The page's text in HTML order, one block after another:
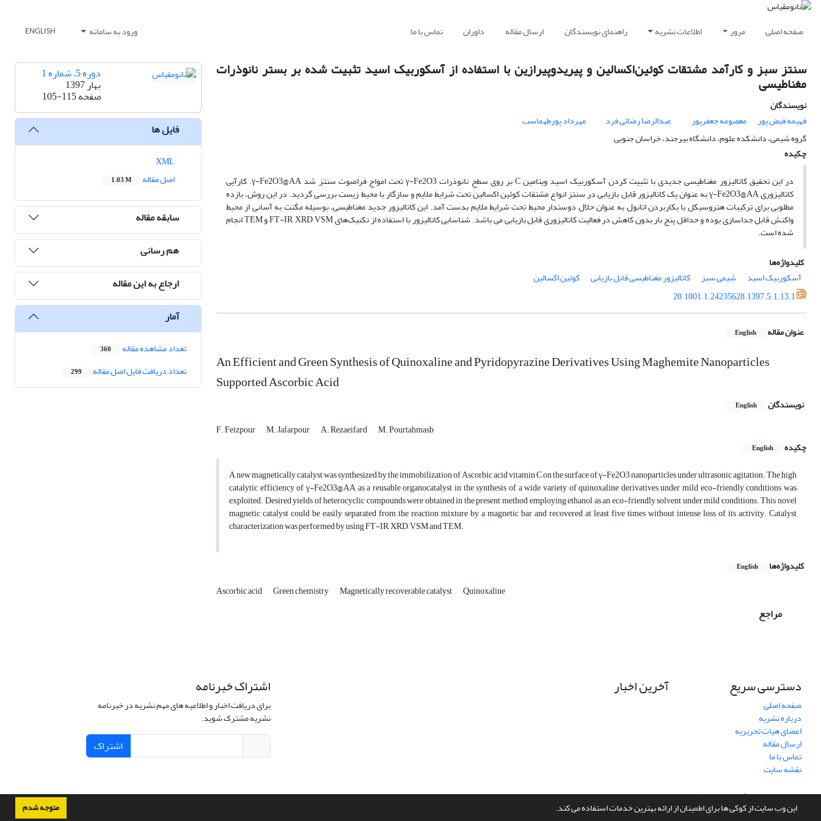
این وب سایت از کوکی ها برای اطمینان از ارائه بهترین خدمات استفاده می کند. متوجه شدم
صفحه اصلی مرور اطلاعات نشریه راهنمای نویسندگان ارسال مقاله داوران تماس با ما ورود به سامانه ENGLISH
سنتز سبز و کارآمد مشتقات کوئین‌اکسالین و پیریدوپیرازین با استفاده از آسکوربیک اسید تثبیت شده بر بستر نانوذرات
مغناطیسی
نویسندگان
فهیمه فیض پور
معصومه جعفرپور عبدالرضا رضائی فرد
مهرداد پورطهماسب
گروه شیمی، دانشکده علوم، دانشگاه بیرجند، خراسان جنوبی
چکیده
در این تحقیق کاتالیزور مغناطیسی جدیدی با تثبیت کردن آسکوربیک اسید ویتامین C بر روی سطح نانوذرات γ-Fe2O3 تحت امواج فراصوت سنتز شد γ-Fe2O3@AA. کارآیی
کاتالیزوری γ-Fe2O3@AA به عنوان یک کاتالیزور قابل بازیابی در سنتز انواع مشتقات کوئین اکسالین تحت شرایط ملایم و سازگار با محیط زیست بررسی گردید. در این روش، بازده
مطلوبی برای ترکیبات هتروسیکل با بکاربردن اتانول به عنوان حلال دوستدار محیط تحت شرایط ملایم بدست آمد. این کاتالیزور جدید مغناطیسی، بوسیله مگنت به آسانی از محیط
واکنش قابل جداسازی بوده و حداقل پنج بار بدون کاهش در فعالیت کاتالیزوری قابل بازیابی می باشد. شناسایی کاتالیزور با استفاده از تکنیک‌های FT-IR, XRD, VSM و TEM انجام
شده است.
کلیدواژه‌ها
آسکوربیک اسید
شیمی سبز کاتالیزور مغناطیسی قابل بازیابی
کوئین اکسالین
20.1001.1.24235628.1397.5.1.13.1
عنوان مقاله English
An Efficient and Green Synthesis of Quinoxaline and Pyridopyrazine Derivatives Using Maghemite Nanoparticles
Supported Ascorbic Acid
نویسندگان English
F. Feizpour M. Jafarpour A. Rezaeifard
M. Pourtahmasb
چکیده
English
A new magnetically catalyst was synthesized by the immobilization of Ascorbic acid vitamin C on the surface of γ-Fe2O3 nanoparticles under ultrasonic agitation. The high
catalytic efficiency of γ-Fe2O3@AA as a reusable organocatalyst in the synthesis of a wide variety of quinoxaline derivatives under mild eco-friendly conditions was
exploited. Desired yields of heterocyclic compounds were obtained in the present method employing ethanol as an eco-friendly solvent under mild conditions. This novel
magnetic catalyst could be easily separated from the reaction mixture by a magnetic bar and recovered at least five times without intense loss of its activity. Catalyst
characterization was performed by using FT-IR, XRD, VSM and TEM.
کلیدواژه‌ها English
Ascorbic acid Green chemistry Magnetically recoverable catalyst Quinoxaline
مراجع
دوره 5، شماره 1
بهار 1397
صفحه105-115
فایل ها
اصل مقاله
1.03 M
سابقه مقاله
هم رسانی
ارجاع به این مقاله
آمار
تعداد مشاهده مقاله 360
تعداد دریافت فایل اصل مقاله 299
دسترسی سریع
صفحه اصلی
درباره نشریه
اعضای هیات تحریریه
ارسال مقاله
تماس با ما
نقشه سایت
آخرین اخبار اشتراک خبرنامه
برای دریافت اخبار و اطلاعیه های مهم نشریه در خبرنامه
نشریه مشترک شوید.
اشتراک
سامانه مدیریت نشریات علمی.طراحی و پیاده سازی ازسیناوب